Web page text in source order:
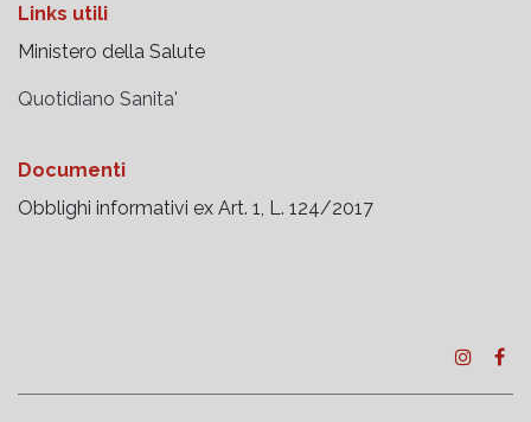
Links utili
Ministero della Salute
Quotidiano Sanita'
Documenti
Obblighi informativi ex Art. 1, L. 124/2017